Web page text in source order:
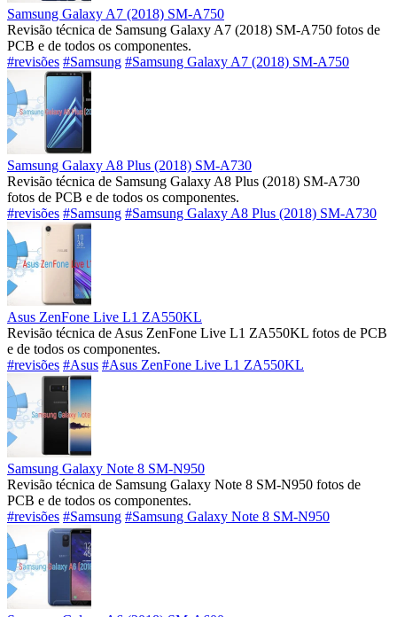
Samsung Galaxy A7 (2018) SM-A750
Revisão técnica de Samsung Galaxy A7 (2018) SM-A750 fotos de
PCB e de todos os componentes.
#revisões #Samsung #Samsung Galaxy A7 (2018) SM-A750
Samsung Galaxy A8 Plus (2018) SM-A730
Revisão técnica de Samsung Galaxy A8 Plus (2018) SM-A730
fotos de PCB e de todos os componentes.
#revisões #Samsung #Samsung Galaxy A8 Plus (2018) SM-A730
Asus ZenFone Live L1 ZA550KL
Revisão técnica de Asus ZenFone Live L1 ZA550KL fotos de PCB
e de todos os componentes.
#revisões #Asus #Asus ZenFone Live L1 ZA550KL
Samsung Galaxy Note 8 SM-N950
Revisão técnica de Samsung Galaxy Note 8 SM-N950 fotos de
PCB e de todos os componentes.
#revisões #Samsung #Samsung Galaxy Note 8 SM-N950